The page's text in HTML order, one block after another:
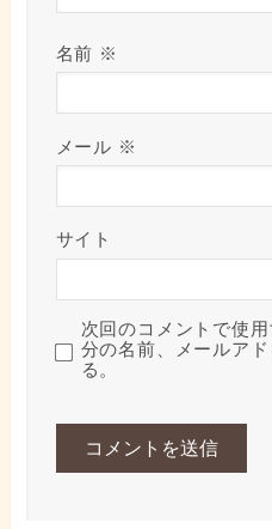
名前 ※
メール ※
サイト
次回のコメントで使
分の名前、メールア
る。